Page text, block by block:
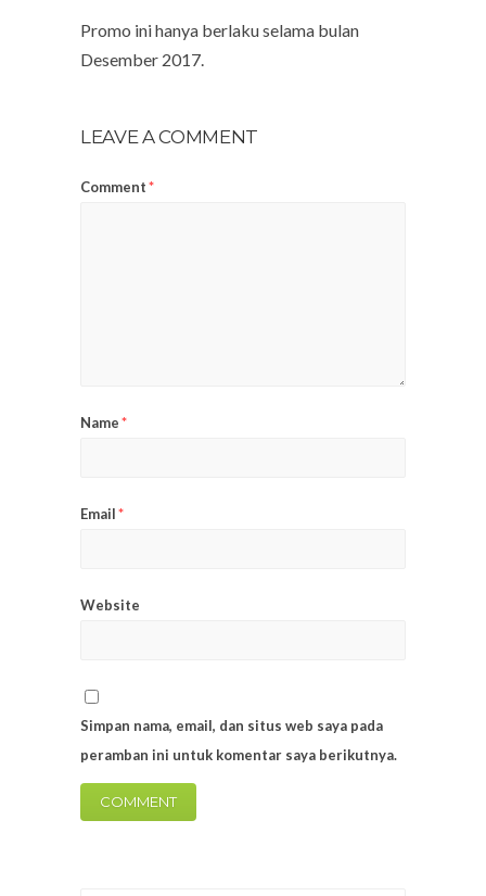
Promo ini hanya berlaku selama bulan
Desember 2017.
LEAVE A COMMENT
Comment*
Name*
Email*
Website
Simpan nama, email, dan situs web saya pada
peramban ini untuk komentar saya berikutnya.